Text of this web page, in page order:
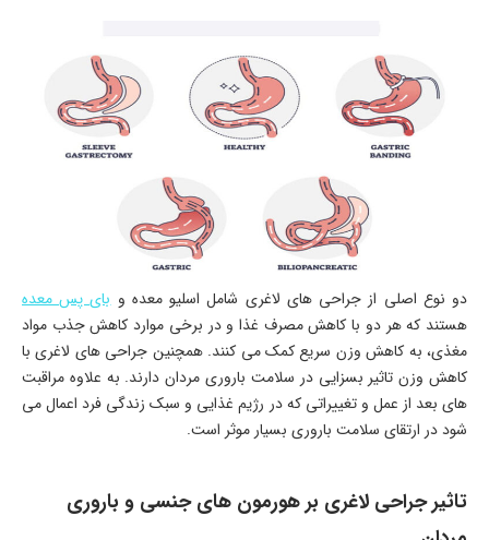
دو نوع اصلی از جراحی های لاغری شامل اسلیو معده وبای پس معده
هستند که هر دو با کاهش مصرف غذا و در برخی موارد کاهش جذب مواد
مغذی، به کاهش وزن سریع کمک می کنند. همچنین جراحی های لاغری با
کاهش وزن تاثیر بسزایی در سلامت باروری مردان دارند. به علاوه مراقبت
های بعد از عمل و تغییراتی که در رژیم غذایی و سبک زندگی فرد اعمال می
شود در ارتقای سلامت باروری بسیار موثر است.
تاثیر جراحی لاغری بر هورمون های جنسی و باروری